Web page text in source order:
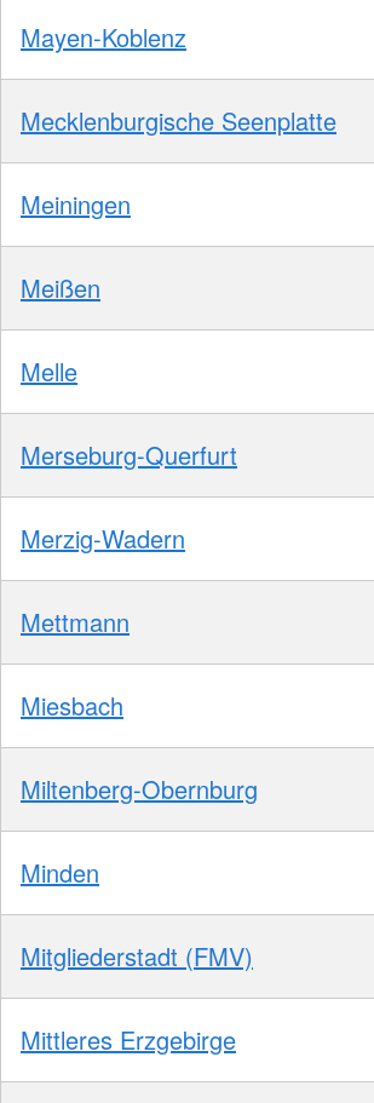
Mayen-Koblenz
Mecklenburgische Seenplatte
Meiningen
Meißen
Melle
Merseburg-Querfurt
Merzig-Wadern
Mettmann
Miesbach
Miltenberg-Obernburg
Minden
Mitgliederstadt (FMV)
Mittleres Erzgebirge